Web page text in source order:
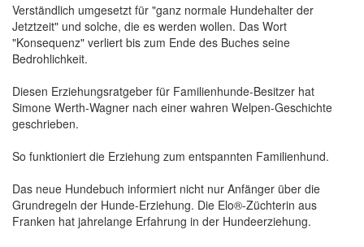
Verständlich umgesetzt für "ganz normale Hundehalter der
Jetztzeit" und solche, die es werden wollen. Das Wort
"Konsequenz" verliert bis zum Ende des Buches seine
Bedrohlichkeit.
Diesen Erziehungsratgeber für Familienhunde-Besitzer hat
Simone Werth-Wagner nach einer wahren Welpen-Geschichte
geschrieben.
So funktioniert die Erziehung zum entspannten Familienhund.
Das neue Hundebuch informiert nicht nur Anfänger über die
Grundregeln der Hunde-Erziehung. Die Elo®-Züchterin aus
Franken hat jahrelange Erfahrung in der Hundeerziehung.